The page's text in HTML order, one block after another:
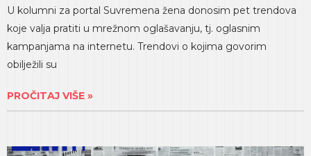
U kolumni za portal Suvremena žena donosim pet trendova
koje valja pratiti u mrežnom oglašavanju, tj. oglasnim
kampanjama na internetu. Trendovi o kojima govorim
obilježili su
PROČITAJ VIŠE »